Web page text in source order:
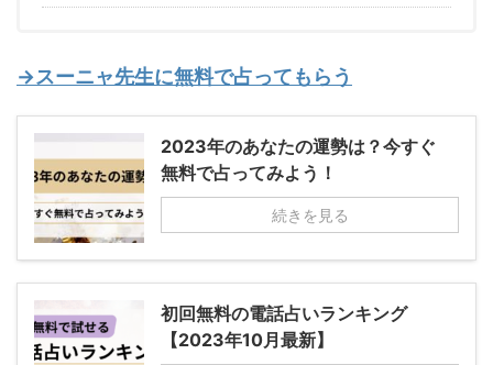
→スーニャ先生に無料で占ってもらう
2023年のあなたの運勢は？今すぐ
無料で占ってみよう！
続きを見る
初回無料の電話占いランキング
【2023年10月最新】